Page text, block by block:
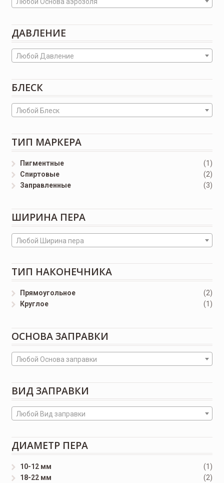
Любой Основа аэрозоля
ДАВЛЕНИЕ
Любой Давление
БЛЕСК
Любой Блеск
ТИП МАРКЕРА
Пигментные
(1)
Спиртовые
(2)
Заправленные
(3)
ШИРИНА ПЕРА
Любой Ширина пера
ТИП НАКОНЕЧНИКА
Прямоугольное
(2)
Круглое
(1)
ОСНОВА ЗАПРАВКИ
Любой Основа заправки
ВИД ЗАПРАВКИ
Любой Вид заправки
ДИАМЕТР ПЕРА
10-12 мм
(1)
18-22 мм
(2)